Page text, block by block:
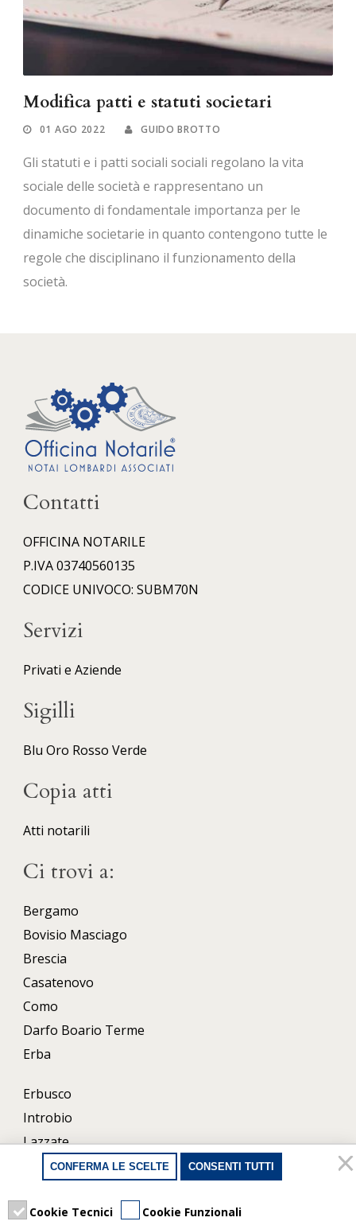
Modifica patti e statuti societari
01 AGO 2022 GUIDO BROTTO
Gli statuti e i patti sociali sociali regolano la vita
sociale delle società e rappresentano un
documento di fondamentale importanza per le
dinamiche societarie in quanto contengono tutte le
regole che disciplinano il funzionamento della
società.
Contatti
OFFICINA NOTARILE
P.IVA 03740560135
CODICE UNIVOCO: SUBM70N
Servizi
Privati e Aziende
Sigilli
Blu Oro Rosso Verde
Copia atti
Atti notarili
Ci trovi a:
Bergamo
Bovisio Masciago
Brescia
Casatenovo
Como
Darfo Boario Terme
Erba
Erbusco
Introbio
Lazzate
Lecco
Porlezza
CONFERMA LE SCELTE CONSENTI TUTTI
Cookie Tecnici Cookie Funzionali